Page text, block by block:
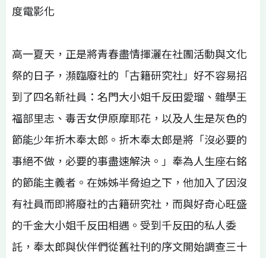
度電影化
高一夏天，正是將青春盡情揮灑在社團活動與文化
祭的日子，瀕臨廢社的「古籍研究社」好不容易招
到了四名新社員：名門大小姐千反田愛瑠、雜學王
福部里志、毒舌女伊原摩耶花，以及人生是灰色的
節能少年折木奉太郎。折木奉太郎是將「沒必要的
事絕不做，必要的事盡速解決。」奉為人生座右銘
的節能主義者。在姊姊半脅迫之下，他加入了因沒
有社員而即將廢社的古籍研究社，而與好奇心旺盛
的千金大小姐千反田相遇。受到千反田的私人委
託，奉太郎與伙伴們從舊社刊的序文開始調查三十